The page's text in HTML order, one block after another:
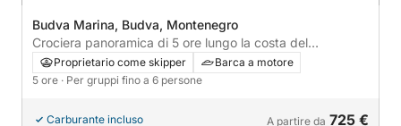
Budva Marina, Budva, Montenegro
Crociera panoramica di 5 ore lungo la costa del
Montenegro
Proprietario come skipper
Barca a motore
5 ore · Per gruppi fino a 6 persone
Carburante incluso A partire da 725 €